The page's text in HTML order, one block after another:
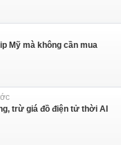
Mỹ mà không cần mua
trừ giá đồ điện tử thời AI